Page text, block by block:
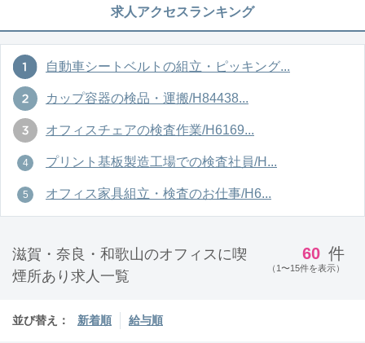
求人アクセスランキング
自動車シートベルトの組立・ピッキング...
カップ容器の検品・運搬/H84438...
オフィスチェアの検査作業/H6169...
プリント基板製造工場での検査社員/H...
オフィス家具組立・検査のお仕事/H6...
滋賀・奈良・和歌山のオフィスに喫
煙所あり求人一覧
60 件
（1〜15件を表示）
並び替え： 新着順 給与順